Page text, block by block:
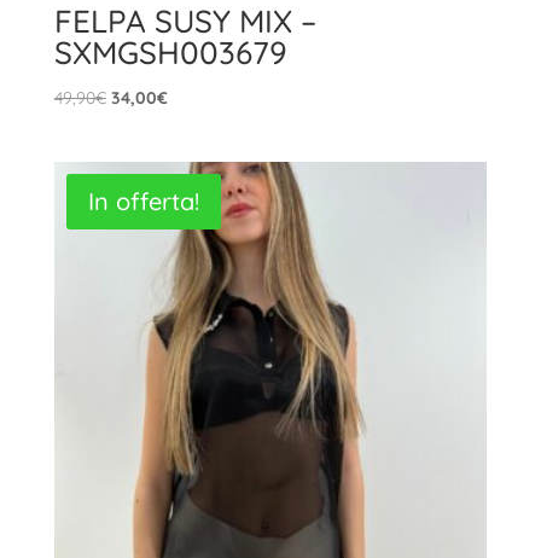
FELPA SUSY MIX –
SXMGSH003679
49,90€ Il
era:
49,90€.
34,00€Il
è:
34,00€.
In offerta!